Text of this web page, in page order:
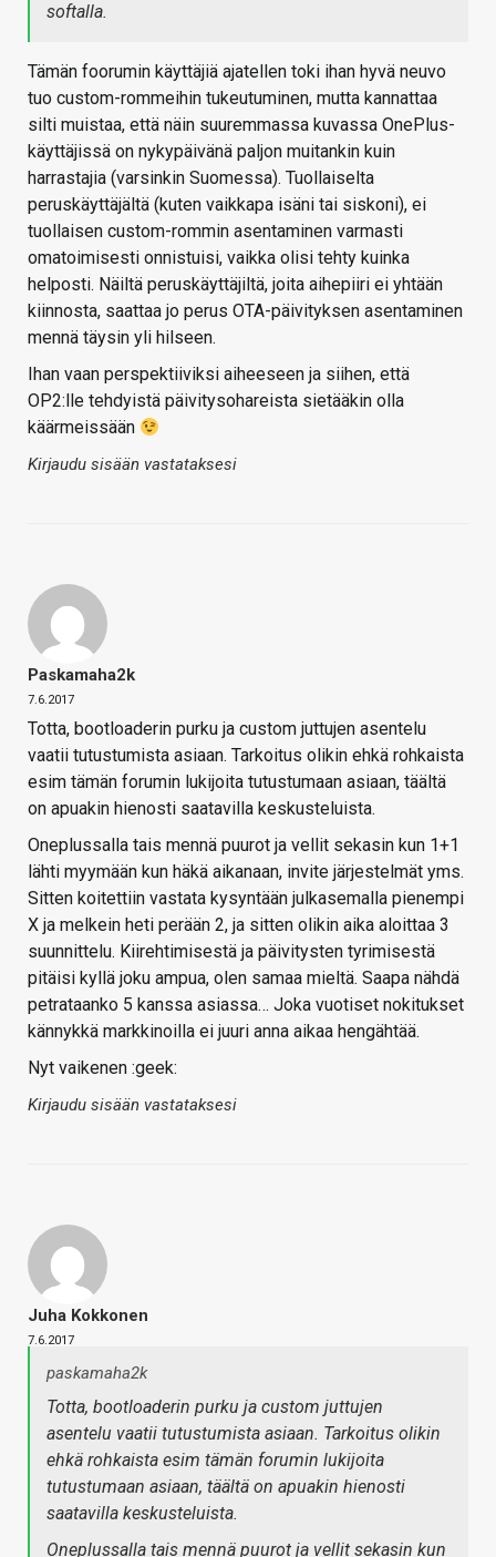
softalla.
Tämän foorumin käyttäjiä ajatellen toki ihan hyvä neuvo
tuo custom-rommeihin tukeutuminen, mutta kannattaa
silti muistaa, että näin suuremmassa kuvassa OnePlus-
käyttäjissä on nykypäivänä paljon muitankin kuin
harrastajia (varsinkin Suomessa). Tuollaiselta
peruskäyttäjältä (kuten vaikkapa isäni tai siskoni), ei
tuollaisen custom-rommin asentaminen varmasti
omatoimisesti onnistuisi, vaikka olisi tehty kuinka
helposti. Näiltä peruskäyttäjiltä, joita aihepiiri ei yhtään
kiinnosta, saattaa jo perus OTA-päivityksen asentaminen
mennä täysin yli hilseen.
Ihan vaan perspektiiviksi aiheeseen ja siihen, että
OP2:lle tehdyistä päivitysohareista sietääkin olla
käärmeissään
Kirjaudu sisään vastataksesi
Paskamaha2k
7.6.2017
Totta, bootloaderin purku ja custom juttujen asentelu
vaatii tutustumista asiaan. Tarkoitus olikin ehkä rohkaista
esim tämän forumin lukijoita tutustumaan asiaan, täältä
on apuakin hienosti saatavilla keskusteluista.
Oneplussalla tais mennä puurot ja vellit sekasin kun 1+1
lähti myymään kun häkä aikanaan, invite järjestelmät yms.
Sitten koitettiin vastata kysyntään julkasemalla pienempi
X ja melkein heti perään 2, ja sitten olikin aika aloittaa 3
suunnittelu. Kiirehtimisestä ja päivitysten tyrimisestä
pitäisi kyllä joku ampua, olen samaa mieltä. Saapa nähdä
petrataanko 5 kanssa asiassa… Joka vuotiset nokitukset
kännykkä markkinoilla ei juuri anna aikaa hengähtää.
Nyt vaikenen :geek:
Kirjaudu sisään vastataksesi
Juha Kokkonen
7.6.2017
paskamaha2k
Totta, bootloaderin purku ja custom juttujen
asentelu vaatii tutustumista asiaan. Tarkoitus olikin
ehkä rohkaista esim tämän forumin lukijoita
tutustumaan asiaan, täältä on apuakin hienosti
saatavilla keskusteluista.
Oneplussalla tais mennä puurot ja vellit sekasin kun